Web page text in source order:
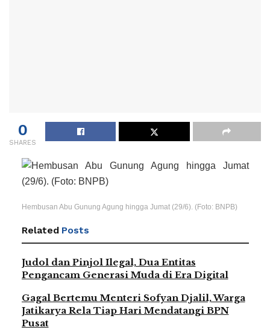
0
SHARES
Hembusan Abu Gunung Agung hingga Jumat (29/6). (Foto: BNPB)
Related Posts
Judol dan Pinjol Ilegal, Dua Entitas
Pengancam Generasi Muda di Era Digital
Gagal Bertemu Menteri Sofyan Djalil, Warga
Jatikarya Rela Tiap Hari Mendatangi BPN
Pusat